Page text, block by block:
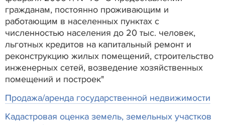
гражданам, постоянно проживающим и
работающим в населенных пунктах с
численностью населения до 20 тыс. человек,
льготных кредитов на капитальный ремонт и
реконструкцию жилых помещений, строительство
инженерных сетей, возведение хозяйственных
помещений и построек"
Продажа/аренда государственной недвижимости
Кадастровая оценка земель, земельных участков